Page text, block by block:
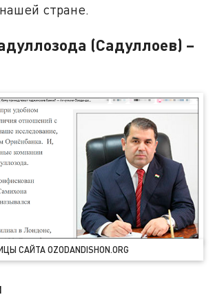
стране.
(Садуллоев) –
САЙТА OZODANDISHON.ORG